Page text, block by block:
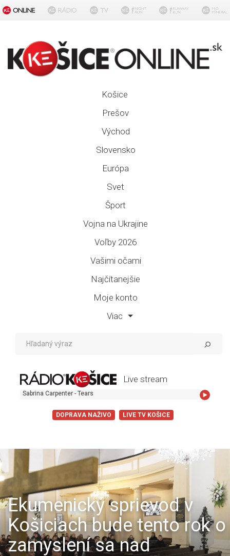
Košice
Prešov
Východ
Slovensko
Európa
Svet
Šport
Vojna na Ukrajine
Voľby 2026
Vašimi očami
Najčítanejšie
Moje konto
Viac
Live stream
Sabrina Carpenter - Tears
DOPRAVA NAŽIVO LIVE TV KOŠICE
Ekumenický sprievod v
Košiciach bude tento rok o
zamyslení sa nad